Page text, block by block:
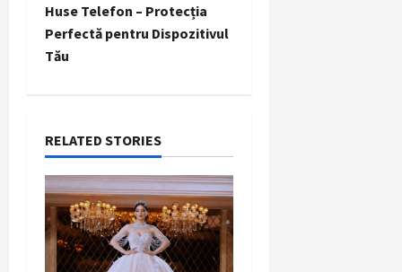
t
n
v
i
g
a
Huse Telefon – Protecția
Perfectă pentru Dispozitivul
Tău
RELATED STORIES